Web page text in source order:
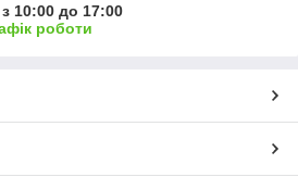
10:00 до 17:00
роботи